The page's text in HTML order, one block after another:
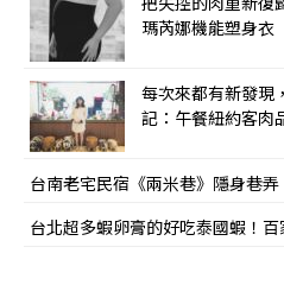
瑪芮娜機能塑身衣
每次來都有新發現
記：午餐紐約客肉
台南老宅民宿《兩米巷》隱身巷弄
台北超多蝦卵膏的好吃泰國蝦！